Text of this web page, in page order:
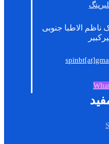
ناظم الاطبا جنوبی